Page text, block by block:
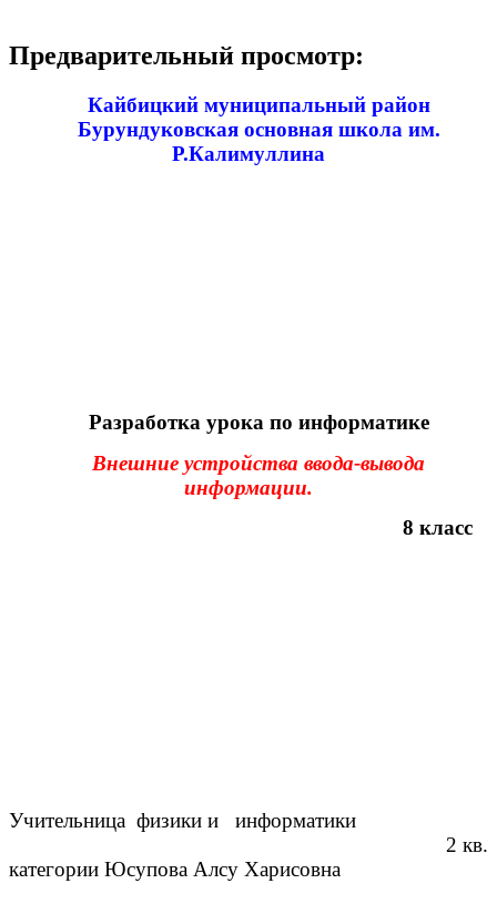
Предварительный просмотр:
Кайбицкий муниципальный район
Бурундуковская основная школа им.
Р.Калимуллина
Разработка урока по информатике
Внешние устройства ввода-вывода
информации.
8 класс
Учительница физики и информатики
2 кв.
категории Юсупова Алсу Харисовна